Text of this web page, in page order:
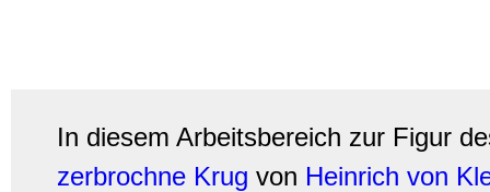
In diesem Arbeitsbereich zur Figur
zerbrochne Krug von Heinrich von